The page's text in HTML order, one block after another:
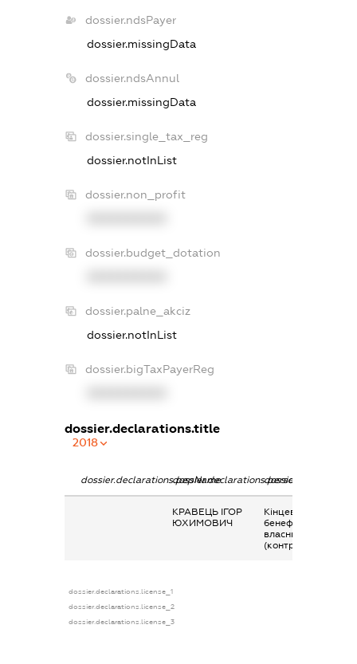
dossier.ndsPayer
dossier.missingData
dossier.ndsAnnul
dossier.missingData
dossier.single_tax_reg
dossier.notInList
dossier.non_profit
dossier.budget_dotation
dossier.palne_akciz
dossier.notInList
dossier.bigTaxPayerReg
dossier.declarations.title
2018
dossier.declarations.pepNamedossier.declarations.personName
КРАВЕЦЬ ІГОР
ЮХИМОВИЧ
Кінцевий
бенефіціарний
власник
(контролер)
dossier.declarations.license_1
dossier.declarations.license_2
dossier.declarations.license_3